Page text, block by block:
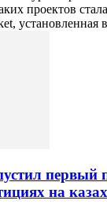
проектов
установленная
первый
на